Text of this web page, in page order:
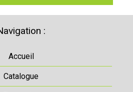
:
Accueil
Catalogue